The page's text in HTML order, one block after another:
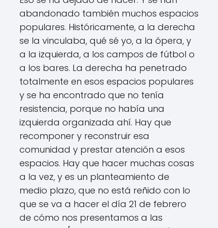
abandonado también muchos espacios
populares. Históricamente, a la derecha
se la vinculaba, qué sé yo, a la ópera, y
a la izquierda, a los campos de fútbol o
a los bares. La derecha ha penetrado
totalmente en esos espacios populares
y se ha encontrado que no tenía
resistencia, porque no había una
izquierda organizada ahí. Hay que
recomponer y reconstruir esa
comunidad y prestar atención a esos
espacios. Hay que hacer muchas cosas
a la vez, y es un planteamiento de
medio plazo, que no está reñido con lo
que se va a hacer el día 21 de febrero
de cómo nos presentamos a las